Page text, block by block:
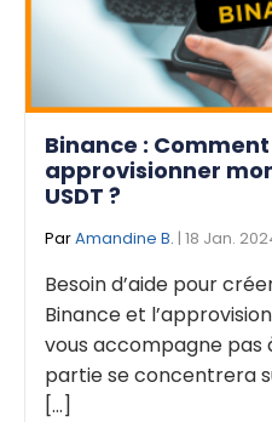
Binance :
approvisionner
USDT ?
ParAmandine B. | 18 Jan.
Besoin d’aide pour
Binance et
vous accompagne pas
partie se concentrera
[...]